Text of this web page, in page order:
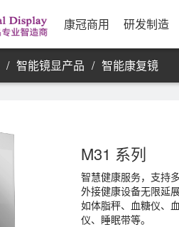
康冠商用 研发制造
/ 智能镜显产品 / 智能康复镜
M31 系列
智慧健康服务，支持
外接健康设备无限延
如体脂秤、血糖仪、
仪、睡眠带等。